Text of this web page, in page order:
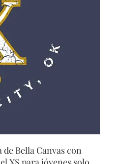
de Bella Canvas con